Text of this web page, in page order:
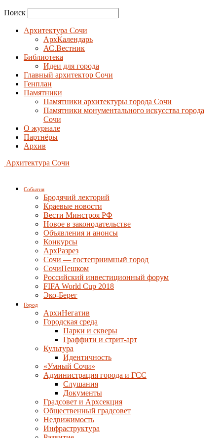
Поиск
Архитектура Сочи
АрхКалендарь
АС.Вестник
Библиотека
Идеи для города
Главный архитектор Сочи
Генплан
Памятники
Памятники архитектуры города Сочи
Памятники монументального искусства города
Сочи
О журнале
Партнёры
Архив
Архитектура Сочи
События
Бродячий лекторий
Краевые новости
Вести Минстроя РФ
Новое в законодательстве
Объявления и анонсы
Конкурсы
АрхРазрез
Сочи — гостеприимный город
СочиПешком
Российский инвестиционный форум
FIFA World Cup 2018
Эко-Берег
Город
АрхиНегатив
Городская среда
Парки и скверы
Граффити и стрит-арт
Культура
Идентичность
«Умный Сочи»
Администрация города и ГСС
Слушания
Документы
Градсовет и Архсекция
Общественный градсовет
Недвижимость
Инфраструктура